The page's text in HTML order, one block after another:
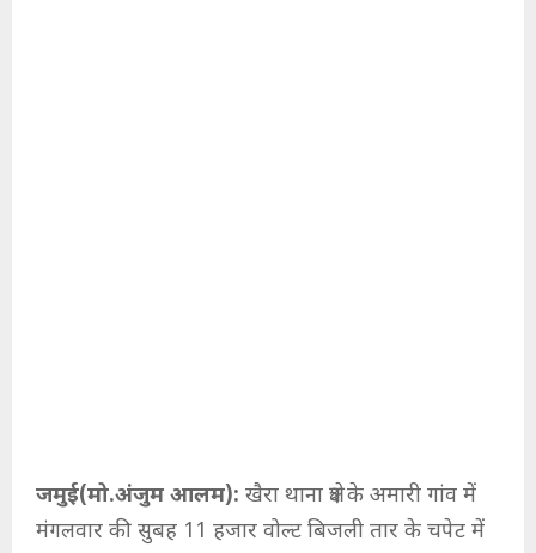
जमुई(मो.अंजुम आलम): खैरा थाना क्षेत्र के अमारी गांव में
मंगलवार की सुबह 11 हजार वोल्ट बिजली तार के चपेट में